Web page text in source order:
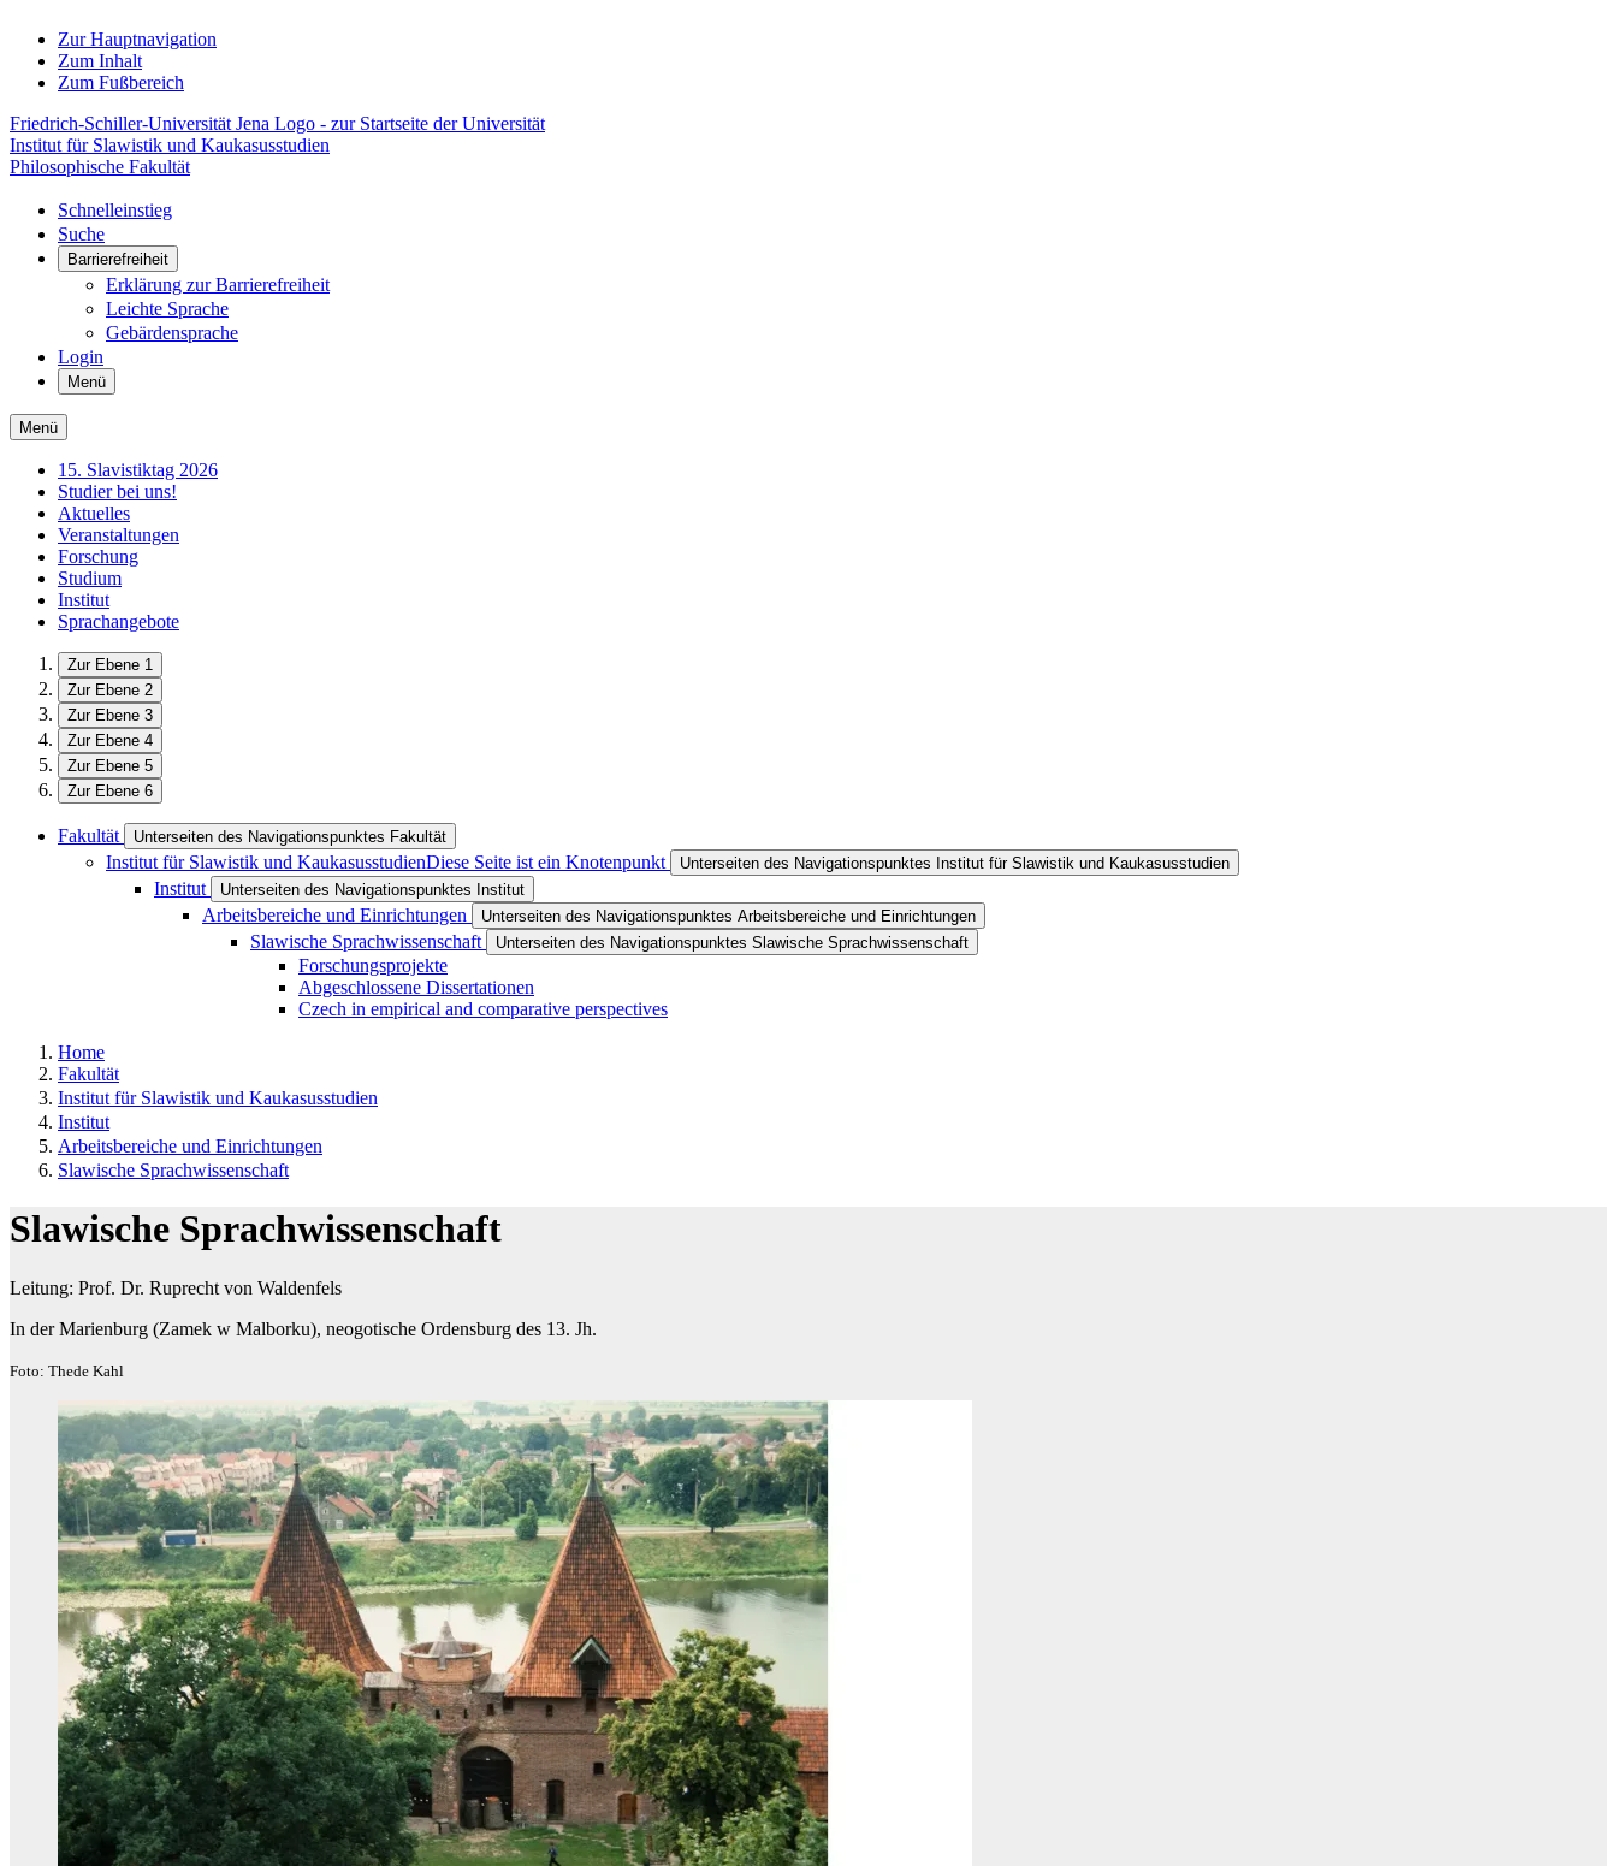
Zur Hauptnavigation
Zum Inhalt
Zum Fußbereich
Friedrich-Schiller-Universität Jena Logo - zur Startseite der Universität
Institut für Slawistik und Kaukasusstudien
Philosophische Fakultät
Schnelleinstieg
Suche
Barrierefreiheit
Erklärung zur Barrierefreiheit
Leichte Sprache
Gebärdensprache
Login
Menü
Menü
15. Slavistiktag 2026
Studier bei uns!
Aktuelles
Veranstaltungen
Forschung
Studium
Institut
Sprachangebote
Zur Ebene 1
Zur Ebene 2
Zur Ebene 3
Zur Ebene 4
Zur Ebene 5
Zur Ebene 6
Fakultät Unterseiten des Navigationspunktes Fakultät
Institut für Slawistik und KaukasusstudienDiese Seite ist ein Knotenpunkt Unterseiten des Navigationspunktes Institut für Slawistik und Kaukasusstudien
Institut Unterseiten des Navigationspunktes Institut
Arbeitsbereiche und Einrichtungen​ Unterseiten des Navigationspunktes Arbeitsbereiche und Einrichtungen​
Slawische Sprachwissenschaft Unterseiten des Navigationspunktes Slawische Sprachwissenschaft
Forschungsprojekte
Abgeschlossene Dissertationen
Czech in empirical and comparative perspec ​tives
Home
Fakultät
Institut für Slawistik und Kaukasusstudien
Institut
Arbeitsbereiche und Einrichtungen​
Slawische Sprachwissenschaft
Slawische Sprachwissenschaft
Leitung: Prof. Dr. Ruprecht von Waldenfels
In der Marienburg (Zamek w Malborku), neogotische Ordensburg des 13. Jh.
Foto: Thede Kahl